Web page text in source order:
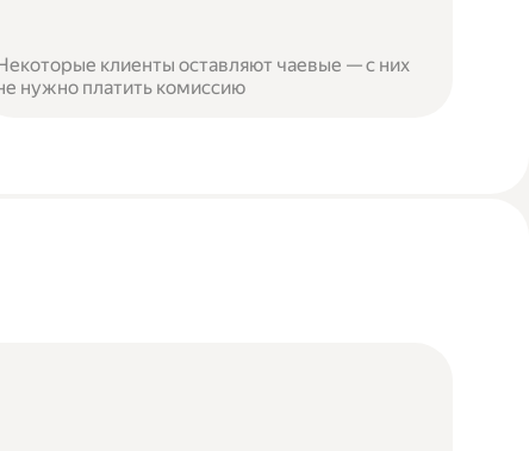
клиенты оставляют чаевые — с них
нужно платить комиссию